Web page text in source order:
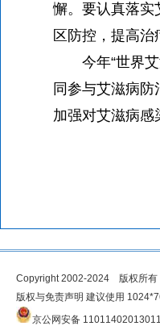
懈。要认真落实
区防控，提高
今年“世界艾
同参与艾滋病
加强对艾滋病感
Copyright 2002-2024 版权所有
版权与免责声明 建议使用
京公网安备